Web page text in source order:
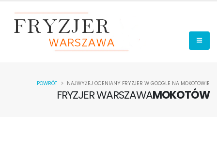
FRYZJER WARSZAWAMOKOTÓW
POWRÓT NAJWYŻEJ OCENIANY FRYZJER W GOOGLE NA MOKOTOWIE